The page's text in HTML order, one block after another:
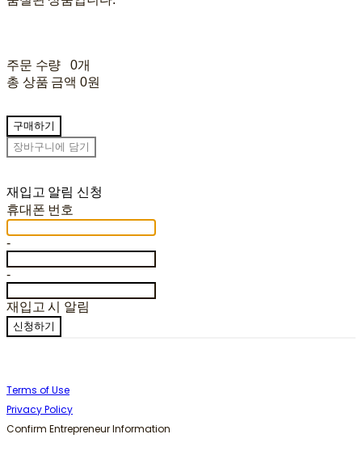
주문 수량
0개
총 상품 금액 0원
구매하기
장바구니에 담기
재입고 알림 신청
휴대폰 번호
-
-
재입고 시 알림
신청하기
Terms of Use
Privacy Policy
Confirm Entrepreneur Information